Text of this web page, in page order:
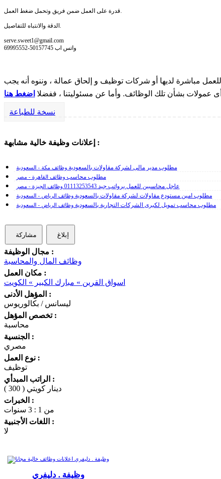
serve.sweet1@gmail.com
69995552-50157745 واتس اب
مباشرة لديها أو شركات توظيف و إلحاق عمالة ، وننوه أنه يجب
عمولات بشأن تلك الوظائف. وأما عن مسئوليتنا ، ففضلا اضغط هنا
نسخة للطباعة
إعلانات وظيفة خالية مشابهة :
مطلوب مدير مالى لشركة مقاولات بالسعودية وظائف مكة - السعودية
مطلوب محاسب وظائف القاهرة - مصر
عاجل محاسبين للعمل برواتب جيد 01113253543 وظائف الجيزة - مصر
مطلوب امين مستودع مقاولات لشركة مقاولات بالسعودية وظائف الرياض - السعودية
مطلوب محاسب تمويل لكبرى الشركات التجارية بالسعودية وظائف الرياض - السعودية
مشاركة إبلاغ
مجال الوظيفة :
وظائف المال والمحاسبة
مكان العمل :
اسواق القرين » مبارك الكبير » الكويت
المؤهل الأدنى :
ليسانس / بكالوريوس
تخصص المؤهل :
محاسبة
الجنسية :
مصري
نوع العمل :
توظيف
الراتب المبدأي :
( 300 ) دينار كويتي
الخبرات :
من 1 : 3 سنوات
اللغات الأجنبية :
لا
وظيفة . دليفري